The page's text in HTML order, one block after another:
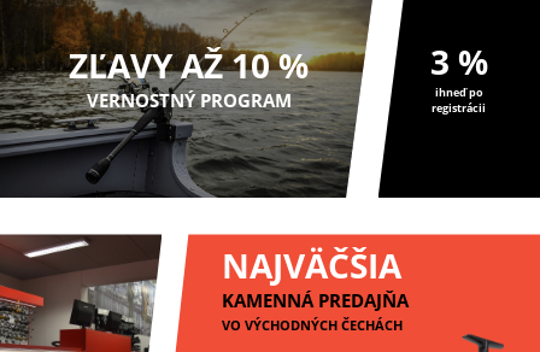
ZĽAVY AŽ 10 %
VERNOSTNÝ PROGRAM
3 %
ihneď po
registrácii
NAJVÄČŠIA
KAMENNÁ PREDAJŇA
VO VÝCHODNÝCH ČECHÁCH